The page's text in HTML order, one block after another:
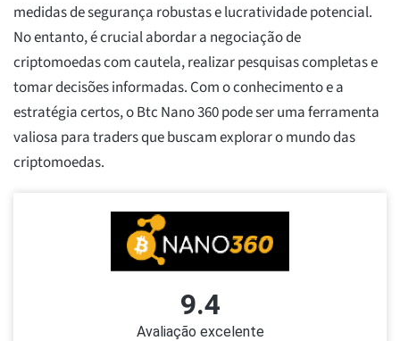
medidas de segurança robustas e lucratividade potencial.
No entanto, é crucial abordar a negociação de
criptomoedas com cautela, realizar pesquisas completas e
tomar decisões informadas. Com o conhecimento e a
estratégia certos, o Btc Nano 360 pode ser uma ferramenta
valiosa para traders que buscam explorar o mundo das
criptomoedas.
9.4
Avaliação excelente